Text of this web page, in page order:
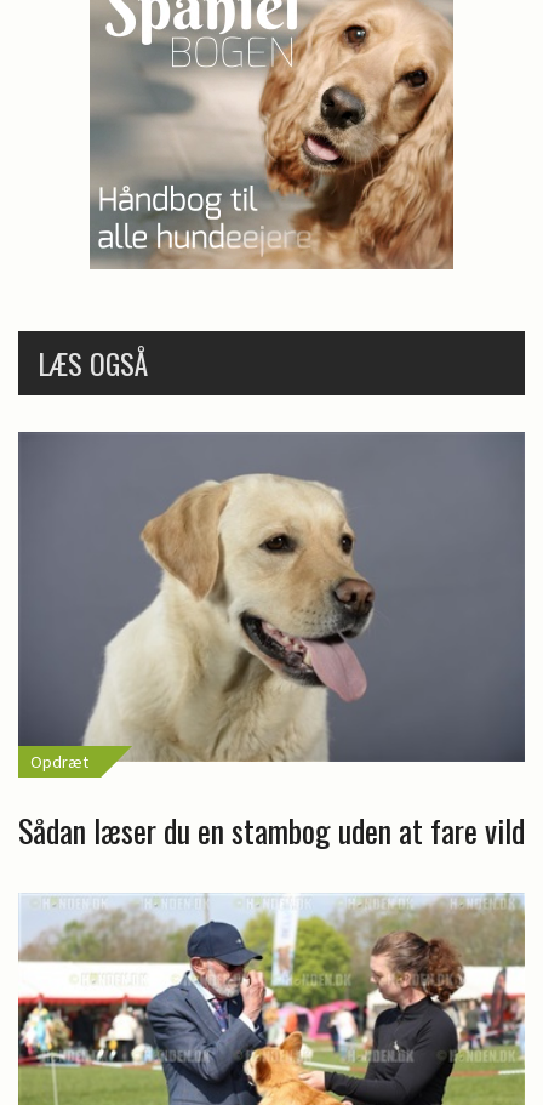
LÆS OGSÅ
Opdræt
Sådan læser du en stambog uden at fare vild